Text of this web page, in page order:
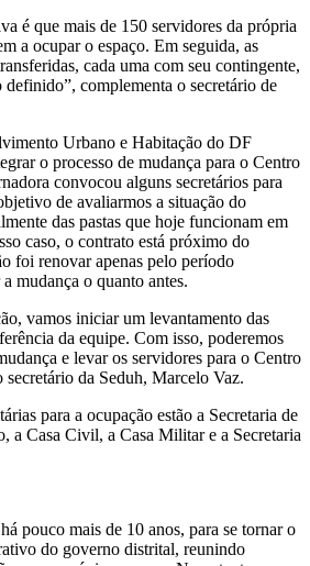
é que mais de 150 servidores da própria
a ocupar o espaço. Em seguida, as
cada uma com seu contingente,
complementa o secretário de
Urbano e Habitação do DF
o processo de mudança para o Centro
convocou alguns secretários para
de avaliarmos a situação do
das pastas que hoje funcionam em
caso, o contrato está próximo do
foi renovar apenas pelo período
mudança o quanto antes.
vamos iniciar um levantamento das
da equipe. Com isso, poderemos
e levar os servidores para o Centro
da Seduh, Marcelo Vaz.
para a ocupação estão a Secretaria de
a Casa Civil, a Casa Militar e a Secretaria
pouco mais de 10 anos, para se tornar o
do governo distrital, reunindo